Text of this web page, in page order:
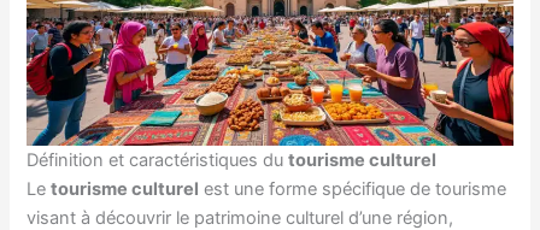
Définition et caractéristiques dutourisme culturel
Letourisme culturel est une forme spécifique de tourisme
visant à découvrir le patrimoine culturel d’une région,